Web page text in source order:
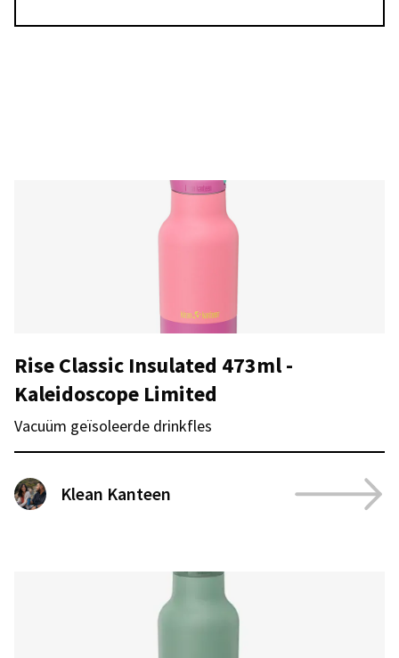
Rise Classic Insulated 473ml -
Kaleidoscope Limited
Vacuüm geïsoleerde drinkfles
Klean Kanteen